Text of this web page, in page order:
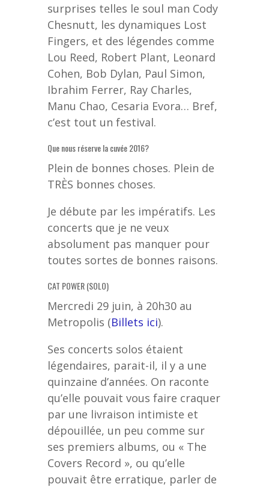
surprises telles le soul man Cody
Chesnutt, les dynamiques Lost
Fingers, et des légendes comme
Lou Reed, Robert Plant, Leonard
Cohen, Bob Dylan, Paul Simon,
Ibrahim Ferrer, Ray Charles,
Manu Chao, Cesaria Evora… Bref,
c’est tout un festival.
Que nous réserve la cuvée 2016?
Plein de bonnes choses. Plein de
TRÈS bonnes choses.
Je débute par les impératifs. Les
concerts que je ne veux
absolument pas manquer pour
toutes sortes de bonnes raisons.
CAT POWER (SOLO)
Mercredi 29 juin, à 20h30 au
Metropolis (Billets ici).
Ses concerts solos étaient
légendaires, parait-il, il y a une
quinzaine d’années. On raconte
qu’elle pouvait vous faire craquer
par une livraison intimiste et
dépouillée, un peu comme sur
ses premiers albums, ou « The
Covers Record », ou qu’elle
pouvait être erratique, parler de